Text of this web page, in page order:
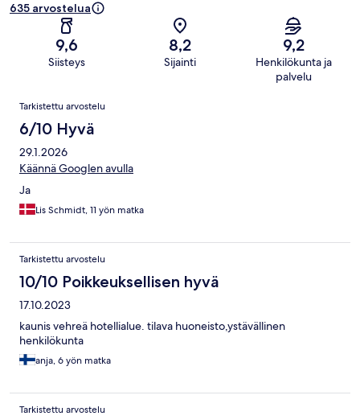
635 arvostelua
9,6
Siisteys
8,2
Sijainti
9,2
Henkilökunta ja
palvelu
Arvostelut
Tarkistettu arvostelu
6/10 Hyvä
29.1.2026
Käännä Googlen avulla
Ja
Lis Schmidt, 11 yön matka
Tarkistettu arvostelu
10/10 Poikkeuksellisen hyvä
17.10.2023
kaunis vehreä hotellialue. tilava huoneisto,ystävällinen
henkilökunta
anja, 6 yön matka
Tarkistettu arvostelu